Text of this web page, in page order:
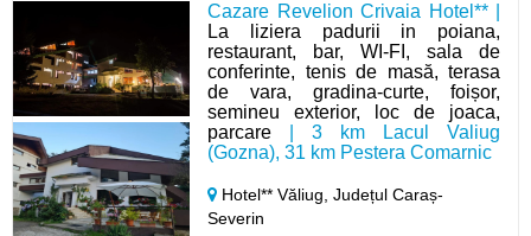
Cazare Revelion Crivaia Hotel** |
La liziera padurii in poiana,
restaurant, bar, WI-FI, sala de
conferinte, tenis de masă, terasa
de vara, gradina-curte, foișor,
semineu exterior, loc de joaca,
parcare | 3 km Lacul Valiug
(Gozna), 31 km Pestera Comarnic
Hotel** Văliug,Județul Caraș-
Severin